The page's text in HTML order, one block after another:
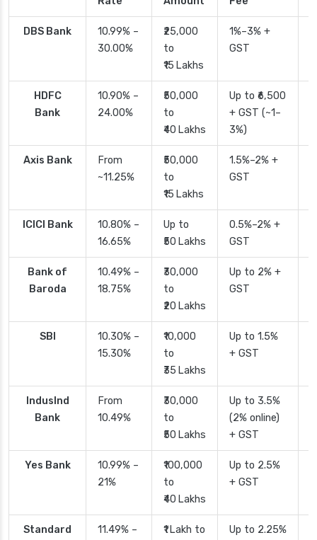
DBS Bank
10.99% –
30.00%
₹25,000
to
₹15 Lakhs
1%–3% +
GST
HDFC
Bank
10.90% –
24.00%
₹50,000
to
₹40 Lakhs
Up to ₹6,500
+ GST (~1–
3%)
Axis Bank
From
~11.25%
₹50,000
to
₹15 Lakhs
1.5%–2% +
GST
ICICI Bank
10.80% –
16.65%
Up to
₹50 Lakhs
0.5%–2% +
GST
Bank of
Baroda
10.49% –
18.75%
₹30,000
to
₹20 Lakhs
Up to 2% +
GST
SBI
10.30% –
15.30%
₹10,000
to
₹35 Lakhs
Up to 1.5%
+ GST
IndusInd
Bank
From
10.49%
₹30,000
to
₹50 Lakhs
Up to 3.5%
(2% online)
+ GST
Yes Bank
10.99% –
21%
₹100,000
to
₹40 Lakhs
Up to 2.5%
+ GST
Standard
11.49% –
₹1 Lakh to
Up to 2.25%